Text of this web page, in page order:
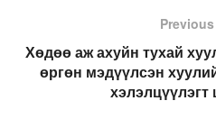
Хөдөө аж ахуйн тухай
өргөн мэдүүлсэн